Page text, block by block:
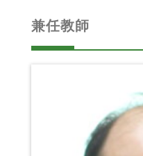
兼任教師